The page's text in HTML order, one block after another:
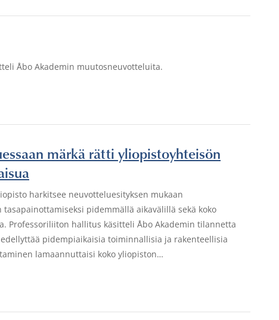
Åbo Akademin muutosneuvotteluita.
märkä rätti yliopistoyhteisön
harkitsee neuvotteluesityksen mukaan
pidemmällä aikavälillä sekä koko
Professoriliiton hallitus käsitteli Åbo Akademin tilannetta
pidempiaikaisia toiminnallisia ja rakenteellisia
lamaannuttaisi koko yliopiston…